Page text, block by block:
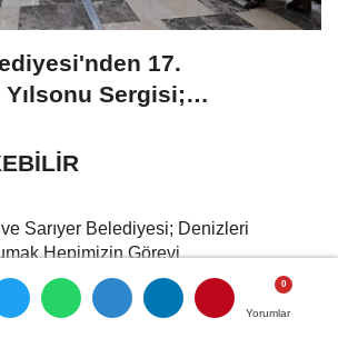
Yorumlar
Yorumlar
17.
Sergisi;
ve Sarıyer Belediyesi; Denizleri
Hepimizin Görevi
Kadınlar Bağımlılıkla Mücadelede